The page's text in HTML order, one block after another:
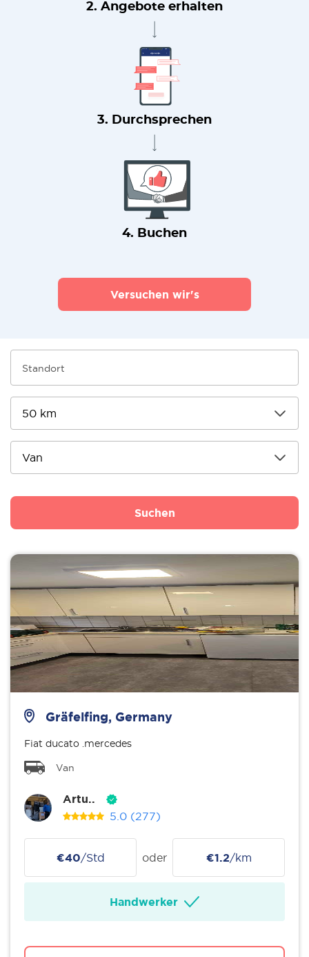
2. Angebote erhalten
3. Durchsprechen
4. Buchen
Versuchen wir's
Suchen
Gräfelfing, Germany
Fiat ducato .mercedes
Van
Artu..
5.0 (277)
€40/Std oder €1.2/km
Handwerker